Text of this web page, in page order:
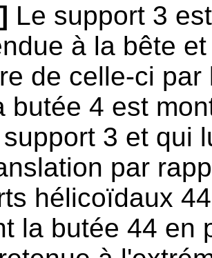
Le support 3
à la bête
de celle-ci
butée 4 est
3 et qui
par
hélicoïdaux
la butée 44 en